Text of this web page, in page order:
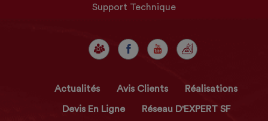
Support Technique
Actualités Avis Clients Réalisations
Devis En Ligne Réseau D'EXPERT SF